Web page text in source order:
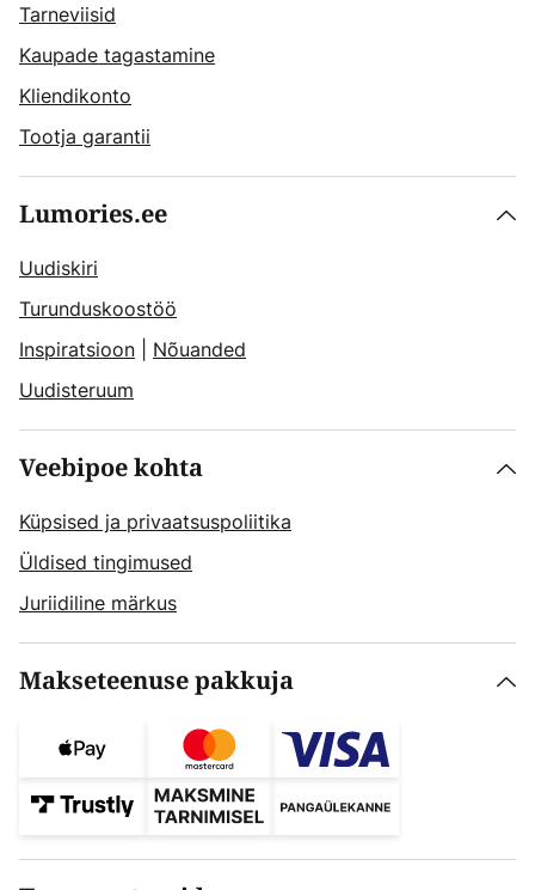
Tarneviisid
Kaupade tagastamine
Kliendikonto
Tootja garantii
Lumories.ee
Uudiskiri
Turunduskoostöö
Inspiratsioon
Nõuanded
Uudisteruum
Veebipoe kohta
Küpsised ja privaatsuspoliitika
Üldised tingimused
Juriidiline märkus
Makseteenuse pakkuja